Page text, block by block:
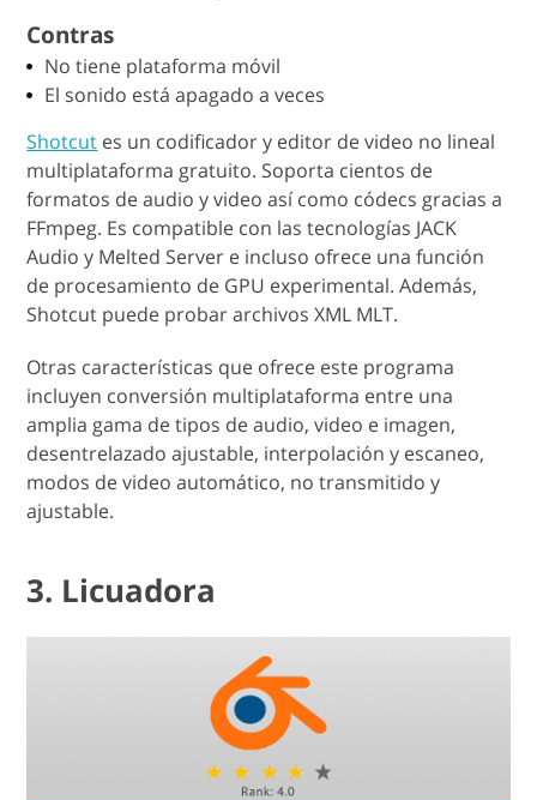
Contras
No tiene plataforma móvil
El sonido está apagado a veces
Shotcut es un codificador y editor de video no lineal
multiplataforma gratuito. Soporta cientos de
formatos de audio y video así como códecs gracias a
FFmpeg. Es compatible con las tecnologías JACK
Audio y Melted Server e incluso ofrece una función
de procesamiento de GPU experimental. Además,
Shotcut puede probar archivos XML MLT.
Otras características que ofrece este programa
incluyen conversión multiplataforma entre una
amplia gama de tipos de audio, video e imagen,
desentrelazado ajustable, interpolación y escaneo,
modos de video automático, no transmitido y
ajustable.
3. Licuadora